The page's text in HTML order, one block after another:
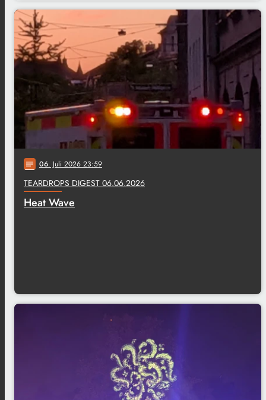
notes 06. Juli 2026 23:59
TEARDROPS DIGEST 06.06.2026
Heat Wave